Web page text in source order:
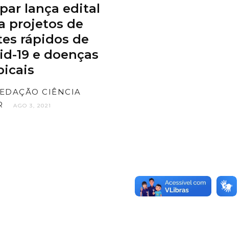
lança edital
projetos de
rápidos de
19 e doenças
CIÊNCIA
AGO 3, 2021